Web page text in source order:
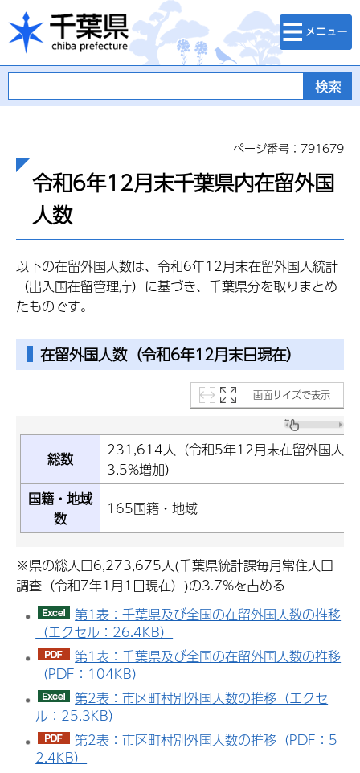
千葉県
検索・メニュ
ー
ページ番号：791679
令和6年12月末千葉県内在留外国
人数
以下の在留外国人数は、令和6年12月末在留外国人統計
（出入国在留管理庁）に基づき、千葉県分を取りまとめ
たものです。
在留外国人数（令和6年12月末日現在）
画面サイズで表示
総数
231,614人（令和5年12月末在留外国人
3.5%増加）
国籍・地域
数
165国籍・地域
※県の総人口6,273,675人(千葉県統計課毎月常住人口
調査（令和7年1月1日現在）)の3.7%を占める
第1表：千葉県及び全国の在留外国人数の推移
（エクセル：26.4KB）
第1表：千葉県及び全国の在留外国人数の推移
（PDF：104KB）
第2表：市区町村別外国人数の推移（エクセ
ル：25.3KB）
第2表：市区町村別外国人数の推移（PDF：5
2.4KB）